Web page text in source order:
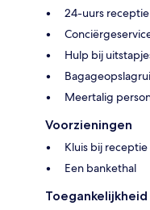
24-uurs receptie
Hulp bij
Meertalig
Voorzieningen
Kluis bij receptie
Een bankethal
Toegankelijkheid